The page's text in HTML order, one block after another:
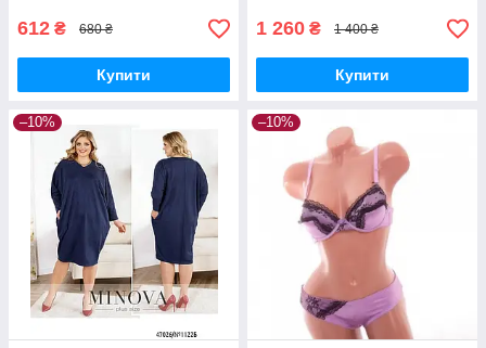
612 ₴ 680 ₴
Купити
1 260 ₴ 1 400 ₴
Купити
–10% –10%